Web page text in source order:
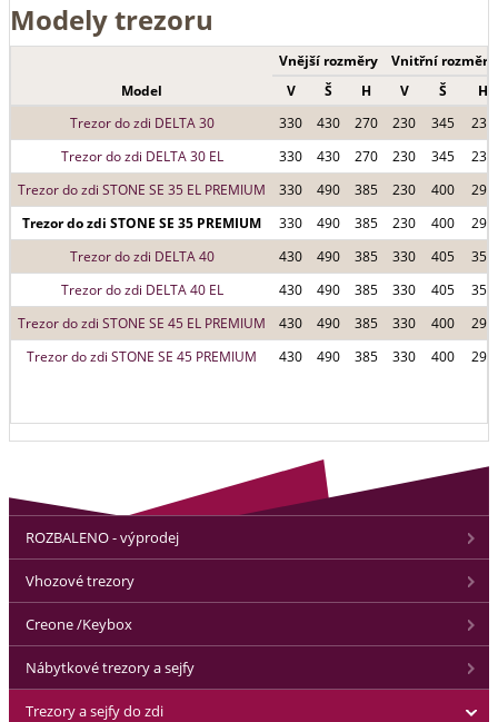
Modely trezoru
Model
Vnější rozměry
Vnitřní rozměry
V
Š H V Š
H
Trezor do zdi DELTA 30
330 430 270 230 345
235
Trezor do zdi DELTA 30 EL
330 430 270 230 345
235
Trezor do zdi STONE SE 35 EL PREMIUM
330 490 385 230 400
290
Trezor do zdi STONE SE 35 PREMIUM
330 490 385 230 400
290
Trezor do zdi DELTA 40
430 490 385 330 405
350
Trezor do zdi DELTA 40 EL
430 490 385 330 405
350
Trezor do zdi STONE SE 45 EL PREMIUM
430 490 385 330 400
290
Trezor do zdi STONE SE 45 PREMIUM
430 490 385 330 400 290
ROZBALENO - výprodej
Vhozové trezory
Creone /Keybox
Nábytkové trezory a sejfy
Trezory a sejfy do zdi